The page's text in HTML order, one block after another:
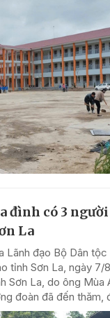
đình có 3
La
Lãnh đạo Bộ Dân tộc
tỉnh Sơn La, ngày
Sơn La, do ông
đoàn đã đến thăm,